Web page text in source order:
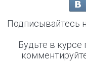
Подписывайтесь
Будьте в